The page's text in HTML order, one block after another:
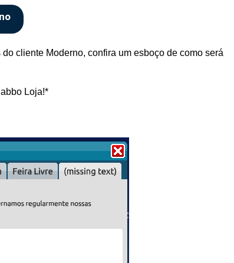
cliente Moderno, confira um esboço de como será
Loja!*